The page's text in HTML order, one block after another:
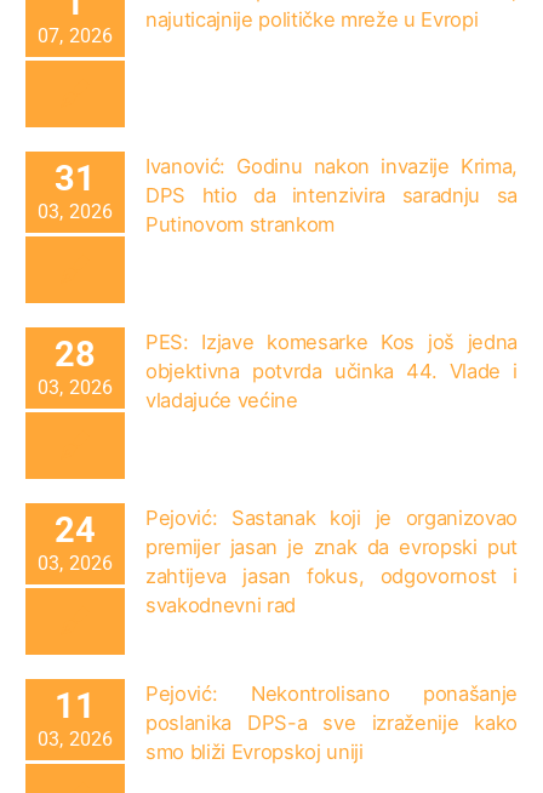
07, 2026
najuticajnije političke mreže u Evropi
31
03, 2026
Ivanović: Godinu nakon invazije Krima,
DPS htio da intenzivira saradnju sa
Putinovom strankom
28
03, 2026
PES: Izjave komesarke Kos još jedna
objektivna potvrda učinka 44. Vlade i
vladajuće većine
24
03, 2026
Pejović: Sastanak koji je organizovao
premijer jasan je znak da evropski put
zahtijeva jasan fokus, odgovornost i
svakodnevni rad
11
03, 2026
Pejović: Nekontrolisano ponašanje
poslanika DPS-a sve izraženije kako
smo bliži Evropskoj uniji